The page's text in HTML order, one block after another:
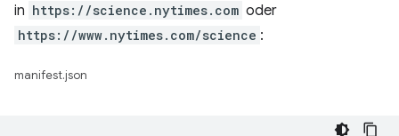
in https://science.nytimes.com oder
https://www.nytimes.com/science :
manifest.json